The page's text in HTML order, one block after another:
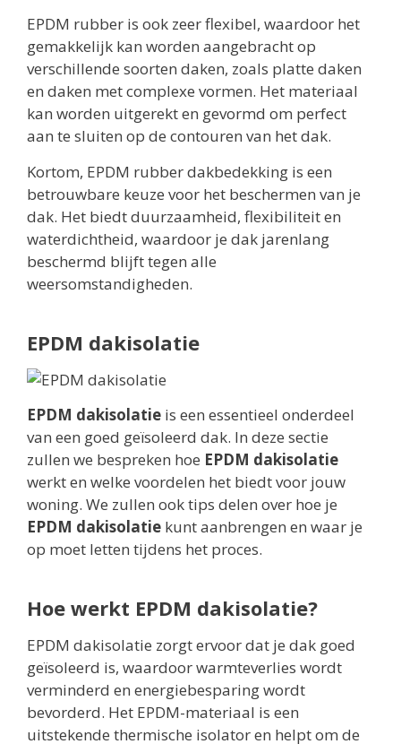
EPDM rubber is ook zeer flexibel, waardoor het
gemakkelijk kan worden aangebracht op
verschillende soorten daken, zoals platte daken
en daken met complexe vormen. Het materiaal
kan worden uitgerekt en gevormd om perfect
aan te sluiten op de contouren van het dak.
Kortom, EPDM rubber dakbedekking is een
betrouwbare keuze voor het beschermen van je
dak. Het biedt duurzaamheid, flexibiliteit en
waterdichtheid, waardoor je dak jarenlang
beschermd blijft tegen alle
weersomstandigheden.
EPDM dakisolatie
EPDM dakisolatie is een essentieel onderdeel
van een goed geïsoleerd dak. In deze sectie
zullen we bespreken hoe EPDM dakisolatie
werkt en welke voordelen het biedt voor jouw
woning. We zullen ook tips delen over hoe je
EPDM dakisolatie kunt aanbrengen en waar je
op moet letten tijdens het proces.
Hoe werkt EPDM dakisolatie?
EPDM dakisolatie zorgt ervoor dat je dak goed
geïsoleerd is, waardoor warmteverlies wordt
verminderd en energiebesparing wordt
bevorderd. Het EPDM-materiaal is een
uitstekende thermische isolator en helpt om de